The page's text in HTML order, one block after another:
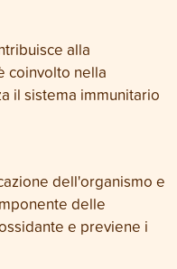
alla
coinvolto nella
il sistema immunitario
dell'organismo e
delle
e previene i